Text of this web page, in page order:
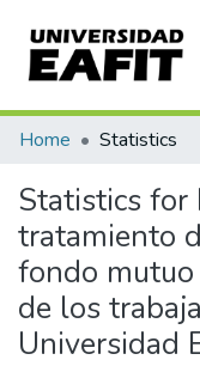
Communities &
All of DSpace
Home Statistics
Statistics for
tratamiento
fondo
de los
Universidad